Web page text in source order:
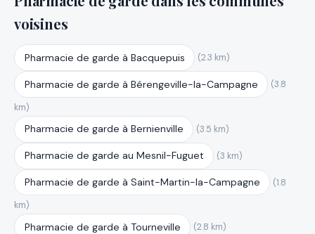
voisines
Pharmacie de garde à Bacquepuis (2.3 km)
Pharmacie de garde à Bérengeville-la-Campagne (3.8
km)
Pharmacie de garde à Bernienville (3.5 km)
Pharmacie de garde au Mesnil-Fuguet (3 km)
Pharmacie de garde à Saint-Martin-la-Campagne (1.8
km)
Pharmacie de garde à Tourneville (2.8 km)